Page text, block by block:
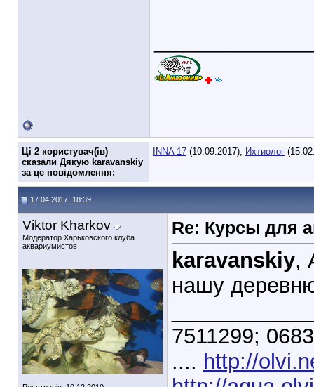
Ці 2 користувач(ів)
сказали Дякую karavanskiy
за це повідомлення:
INNA 17 (10.09.2017), Ихтиолог
17.04.2017, 18:39
Viktor Kharkov
Модератор Харьковского клуба
аквариумистов
Re: Курсы для
karavanskiy,
нашу
7511299;
.... http://